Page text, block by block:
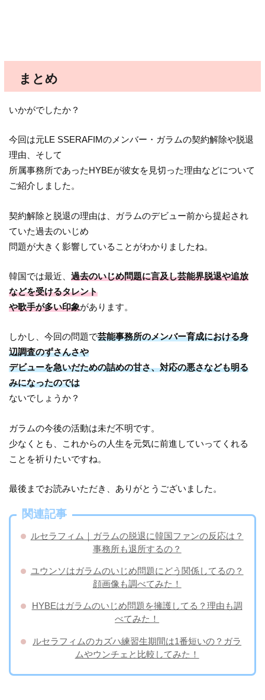
まとめ
いかがでしたか？
今回は元LE SSERAFIMのメンバー・ガラムの契約解除や脱退
理由、そして
所属事務所であったHYBEが彼女を見切った理由などについて
ご紹介しました。
契約解除と脱退の理由は、ガラムのデビュー前から提起され
ていた過去のいじめ
問題が大きく影響していることがわかりましたね。
韓国では最近、過去のいじめ問題に言及し芸能界脱退や追放
などを受けるタレント
や歌手が多い印象があります。
しかし、今回の問題で芸能事務所のメンバー育成における身
辺調査のずさんさや
デビューを急いだための詰めの甘さ、対応の悪さなども明る
みになったのでは
ないでしょうか？
ガラムの今後の活動は未だ不明です。
少なくとも、これからの人生を元気に前進していってくれる
ことを祈りたいですね。
最後までお読みいただき、ありがとうございました。
関連記事
ルセラフィム｜ガラムの脱退に韓国ファンの反応は？
事務所も退所するの？
ユウンソはガラムのいじめ問題にどう関係してるの？
顔画像も調べてみた！
HYBEはガラムのいじめ問題を擁護してる？理由も調
べてみた！
ルセラフィムのカズハ練習生期間は1番短いの？ガラ
ムやウンチェと比較してみた！